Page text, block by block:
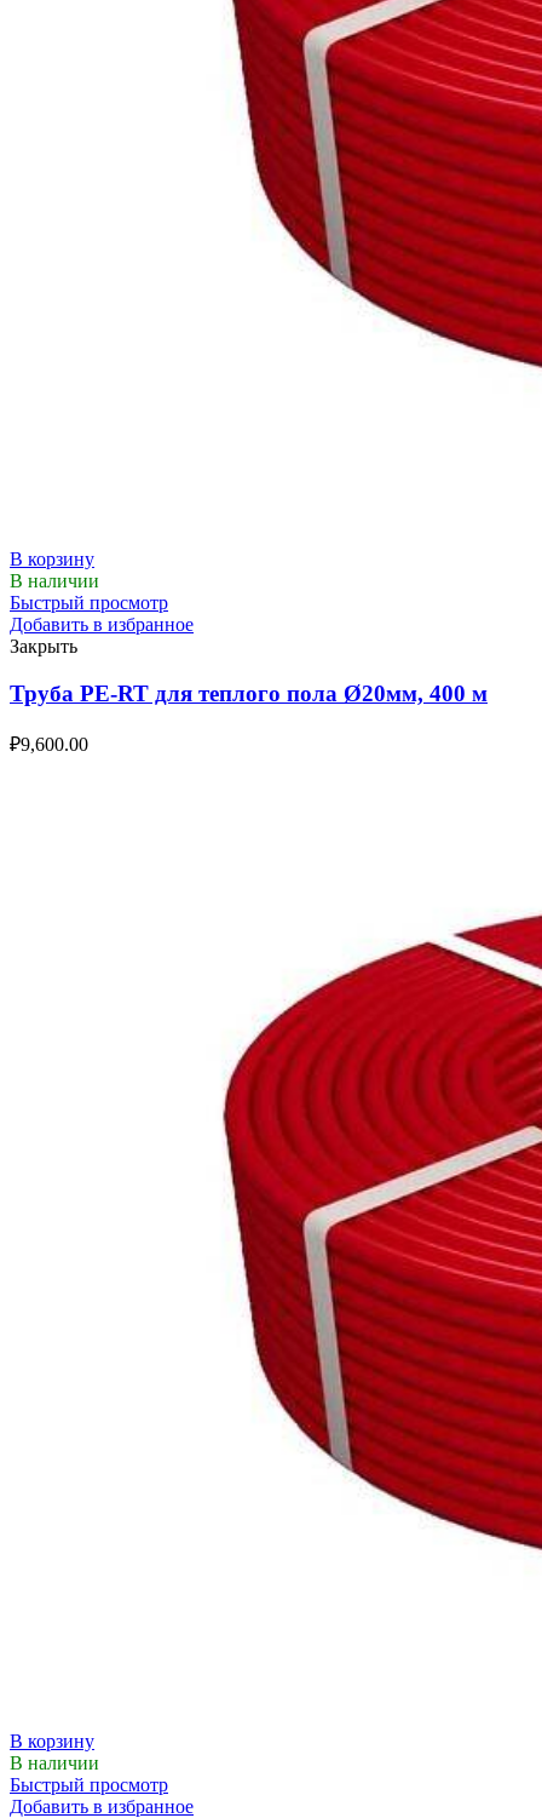
В корзину
В наличии
Быстрый просмотр
Добавить в избранное
Закрыть
Труба PE-RT для теплого пола Ø20мм, 400 м
₽9,600.00
В корзину
В наличии
Быстрый просмотр
Добавить в избранное